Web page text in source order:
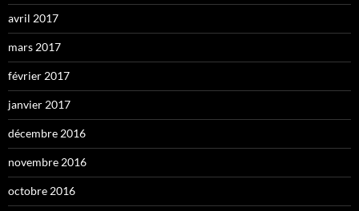
avril 2017
mars 2017
février 2017
janvier 2017
décembre 2016
novembre 2016
octobre 2016